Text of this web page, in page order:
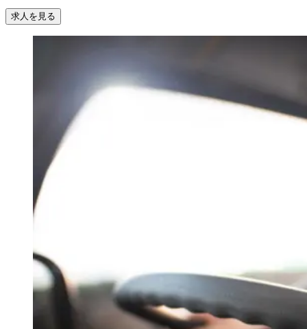
求人を見る